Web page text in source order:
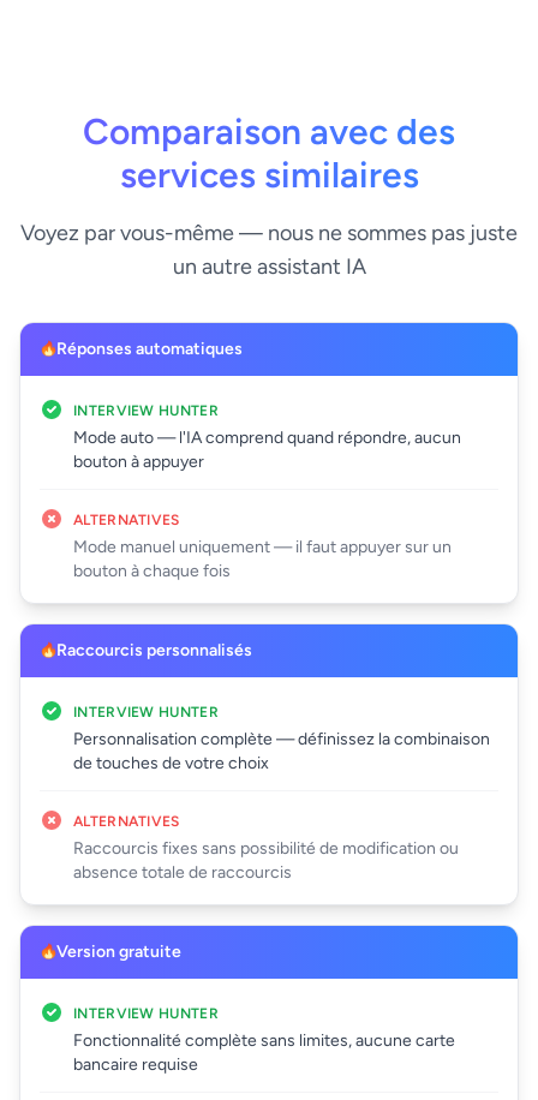
Comparaison avec des
services similaires
Voyez par vous-même — nous ne sommes pas juste
un autre assistant IA
Réponses automatiques
INTERVIEW HUNTER
Mode auto — l'IA comprend quand répondre, aucun
bouton à appuyer
ALTERNATIVES
Mode manuel uniquement — il faut appuyer sur un
bouton à chaque fois
Raccourcis personnalisés
INTERVIEW HUNTER
Personnalisation complète — définissez la combinaison
de touches de votre choix
ALTERNATIVES
Raccourcis fixes sans possibilité de modification ou
absence totale de raccourcis
Version gratuite
INTERVIEW HUNTER
Fonctionnalité complète sans limites, aucune carte
bancaire requise